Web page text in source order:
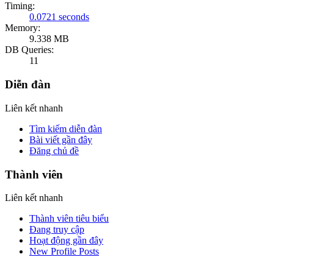
Timing:
0.0721 seconds
Memory:
9.338 MB
DB Queries:
11
Diễn đàn
Liên kết nhanh
Tìm kiếm diễn đàn
Bài viết gần đây
Đăng chủ đề
Thành viên
Liên kết nhanh
Thành viên tiêu biểu
Đang truy cập
Hoạt động gần đây
New Profile Posts